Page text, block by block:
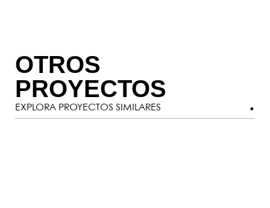
OTROS
PROYECTOS
EXPLORA PROYECTOS SIMILARES